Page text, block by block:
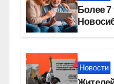
Более
Новости